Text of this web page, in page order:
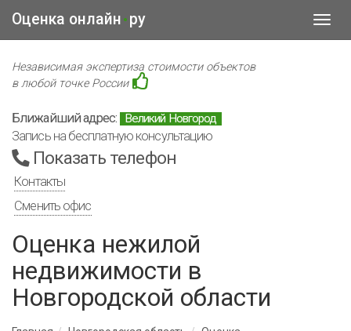
Оценка онлайн • ру
Независимая экспертиза стоимости объектов
в любой точке России
Ближайший адрес: Великий Новгород
Запись на бесплатную консультацию
Показать телефон
Контакты
Сменить офис
Оценка нежилой
недвижимости в
Новгородской области